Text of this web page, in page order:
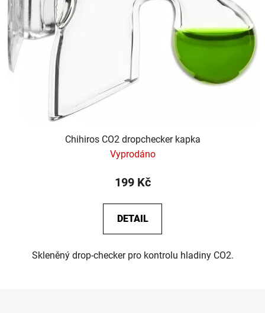
Chihiros CO2 dropchecker kapka
Vyprodáno
199 Kč
DETAIL
Skleněný drop-checker pro kontrolu hladiny CO2.